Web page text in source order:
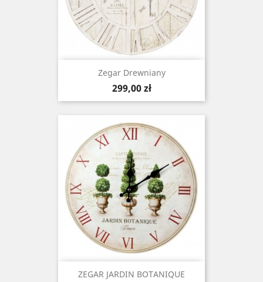
Zegar Drewniany
Cena
299,00 zł
ZEGAR JARDIN BOTANIQUE